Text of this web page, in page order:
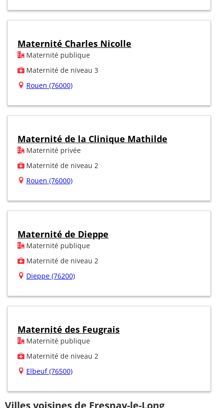
Maternité Charles Nicolle
Maternité publique
Maternité de niveau 3
Rouen (76000)
Maternité de la Clinique Mathilde
Maternité privée
Maternité de niveau 2
Rouen (76000)
Maternité de Dieppe
Maternité publique
Maternité de niveau 2
Dieppe (76200)
Maternité des Feugrais
Maternité publique
Maternité de niveau 2
Elbeuf (76500)
Villes voisines de Fresnay-le-Long